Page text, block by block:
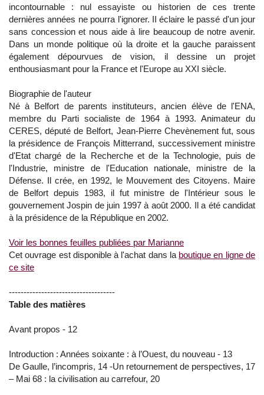
incontournable : nul essayiste ou historien de ces trente
dernières années ne pourra l'ignorer. II éclaire le passé d'un jour
sans concession et nous aide à lire beaucoup de notre avenir.
Dans un monde politique où la droite et la gauche paraissent
également dépourvues de vision, il dessine un projet
enthousiasmant pour la France et l'Europe au XXI siècle.
Biographie de l'auteur
Né à Belfort de parents instituteurs, ancien élève de l'ENA,
membre du Parti socialiste de 1964 à 1993. Animateur du
CERES, député de Belfort, Jean-Pierre Chevènement fut, sous
la présidence de François Mitterrand, successivement ministre
d'Etat chargé de la Recherche et de la Technologie, puis de
l'Industrie, ministre de l'Education nationale, ministre de la
Défense. Il crée, en 1992, le Mouvement des Citoyens. Maire
de Belfort depuis 1983, il fut ministre de l'Intérieur sous le
gouvernement Jospin de juin 1997 à août 2000. Il a été candidat
à la présidence de la République en 2002.
Voir les bonnes feuilles publiées par Marianne
Cet ouvrage est disponible à l'achat dans la boutique en ligne de
ce site
------------------------------------
Table des matières
Avant propos - 12
Introduction : Années soixante : à l’Ouest, du nouveau - 13
De Gaulle, l’incompris, 14 -Un retournement de perspectives, 17
– Mai 68 : la civilisation au carrefour, 20